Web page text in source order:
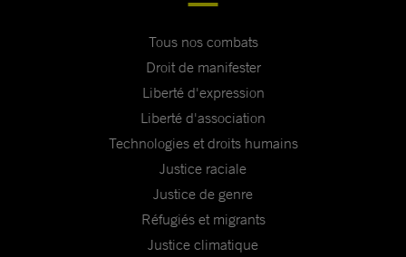
Tous nos combats
Droit de manifester
Liberté d'expression
Liberté d'association
Technologies et droits humains
Justice raciale
Justice de genre
Réfugiés et migrants
Justice climatique